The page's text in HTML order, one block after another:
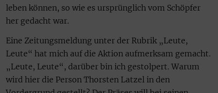
leben können, so wie es ursprünglich vom Schöpfer
her gedacht war.
Eine Zeitungsmeldung unter der Rubrik „Leute,
Leute“ hat mich auf die Aktion aufmerksam gemacht.
„Leute, Leute“, darüber bin ich gestolpert. Warum
wird hier die Person Thorsten Latzel in den